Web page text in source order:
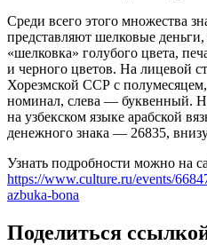
Среди всего этого множества
представляют шелковые
«шелковка» голубого цвета,
и черного цветов. На лицевой
Хорезмской ССР с
номинал, слева — буквенный.
на узбекском языке арабской
денежного знака — 26835,
Узнать подробности можно на
https://www.culture.ru/events/
azbuka-bona
Поделиться